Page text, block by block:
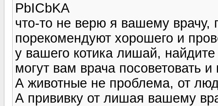
PbICbKA
что-то не верю я вашему
порекомендуют хорошего и
у вашего котика лишай,
могут вам врача посоветовать
А животные не проблема, от
А прививку от лишая вашему